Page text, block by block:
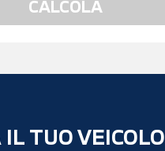
TUO VEICOLO